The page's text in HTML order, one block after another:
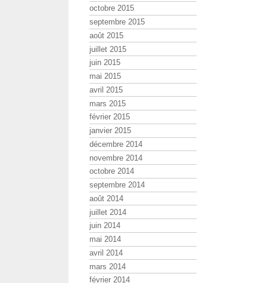
octobre 2015
septembre 2015
août 2015
juillet 2015
juin 2015
mai 2015
avril 2015
mars 2015
février 2015
janvier 2015
décembre 2014
novembre 2014
octobre 2014
septembre 2014
août 2014
juillet 2014
juin 2014
mai 2014
avril 2014
mars 2014
février 2014